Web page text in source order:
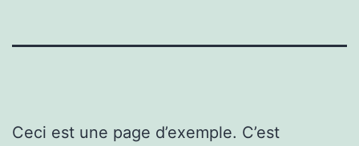
Ceci est une page d’exemple. C’est